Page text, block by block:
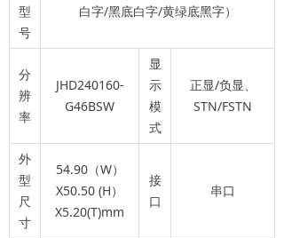
型
号
白字/黑底白字/黄绿底黑字）
分
辨
率
JHD240160-
G46BSW
显
示
模
式
正显/负显、
STN/FSTN
外
型
尺
寸
54.90（W）
X50.50 (H）
X5.20(T)mm
接
口
串口